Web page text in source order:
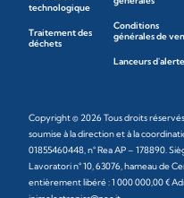
technologique
Traitement des
déchets
Conditions
générales de
Lanceurs d'alerte
Copyright © 2026 Tous droits
soumise à la direction et à la
01855460448, n° Rea AP – 178890.
Lavoratori n° 10, 63076, hameau de
entièrement libéré : 1 000 000,00 €